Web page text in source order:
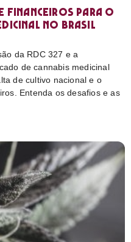
financeiros para o
no Brasil
da RDC 327 e a
de cannabis medicinal
de cultivo nacional e o
Entenda os desafios e as